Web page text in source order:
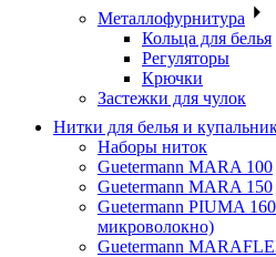
Металлофурнитура
Кольца для белья
Регуляторы
Крючки
Застежки для чулок
Нитки для белья и
Наборы ниток
Guetermann MARA 100
Guetermann MARA 150
Guetermann PIUMA
микроволокно)
Guetermann